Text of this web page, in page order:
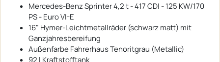
Mercedes-Benz Sprinter 4,2 t - 417 CDI - 125 KW/170
PS - Euro VI-E
16" Hymer-Leichtmetallräder (schwarz matt) mit
Ganzjahresbereifung
Außenfarbe Fahrerhaus Tenoritgrau (Metallic)
92 l Kraftstofftank